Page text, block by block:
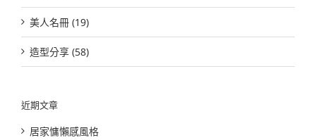
美人名冊 (19)
造型分享 (58)
近期文章
居家慵懶感風格